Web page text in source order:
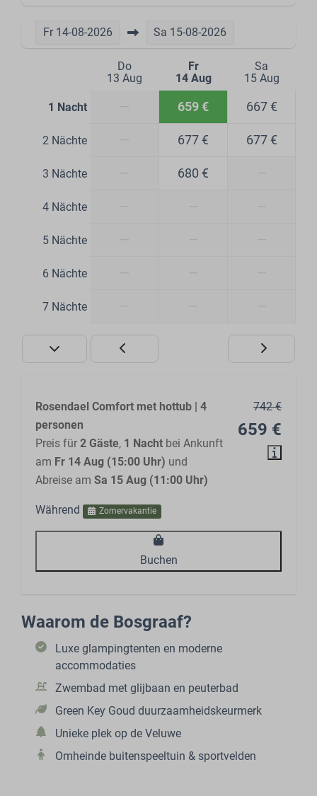
Fr 14-08-2026 Sa 15-08-2026
Do
13 Aug
Fr
14 Aug
Sa
15 Aug
1 Nacht 659 € 667 €
2 Nächte 677 € 677 €
3 Nächte 680 €
4 Nächte
5 Nächte
6 Nächte
7 Nächte
742 €
659 €
Rosendael Comfort met hottub | 4
personen
Preis für 2 Gäste, 1 Nacht bei Ankunft
am Fr 14 Aug (15:00 Uhr) und
Abreise am Sa 15 Aug (11:00 Uhr)
Während Zomervakantie
Buchen
Waarom de Bosgraaf?
Luxe glampingtenten en moderne
accommodaties
Zwembad met glijbaan en peuterbad
Green Key Goud duurzaamheidskeurmerk
Unieke plek op de Veluwe
Omheinde buitenspeeltuin & sportvelden